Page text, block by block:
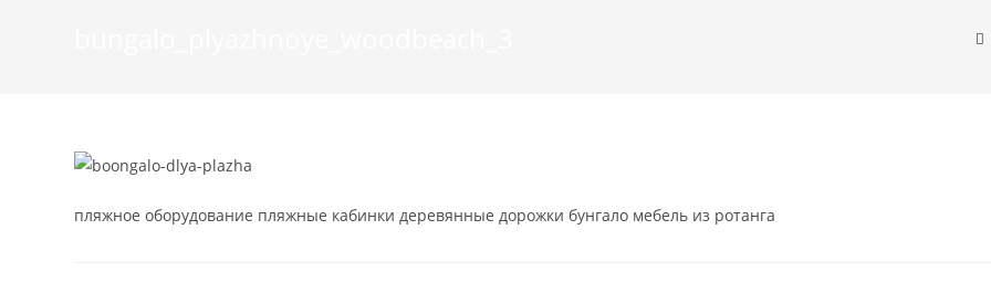
пляжное оборудование пляжные кабинки деревянные дорожки бунгало мебель из ротанга